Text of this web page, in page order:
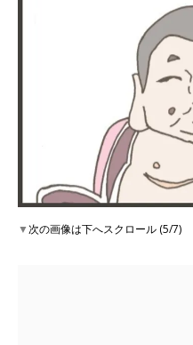
▼次の画像は下へスクロール (5/7)